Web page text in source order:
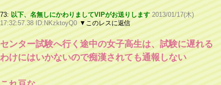
73: 以下、名無しにかわりましてVIPがお送りします 2013/01/17(木)
17:32:57.38 ID:NKzktoyQ0 ▼このレスに返信
センター試験へ行く途中の女子高生は、試験に遅れる
わけにはいかないので痴漢されても通報しない